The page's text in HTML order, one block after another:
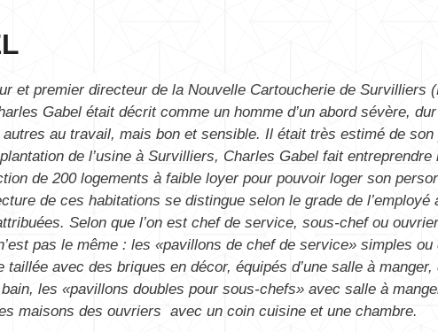
et premier directeur de la Nouvelle Cartoucherie de Survilliers
Gabel était décrit comme un homme d’un abord sévère,
au travail, mais bon et sensible. Il était très estimé de son
de l’usine à Survilliers, Charles Gabel fait entreprendre
de 200 logements à faible loyer pour pouvoir loger son
de ces habitations se distingue selon le grade de l’employé
Selon que l’on est chef de service, sous-chef ou
pas le même : les «pavillons de chef de service» simples ou
taillée avec des briques en décor, équipés d’une salle à manger,
les «pavillons doubles pour sous-chefs» avec salle à
maisons des ouvriers avec un coin cuisine et une chambre.